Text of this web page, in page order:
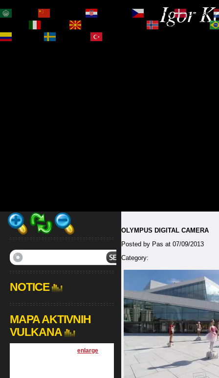
Igor
OLYMPUS DIGITAL CAMERA
Posted by Pas at 07/09/2013
Category:
NOTICE
MAPA AKTIVNIH
VULKANA
[enlarge
Čeština‎
Dansk
Norsk bokmål